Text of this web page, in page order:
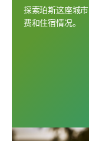
探索珀斯这座城
费和住宿情况。